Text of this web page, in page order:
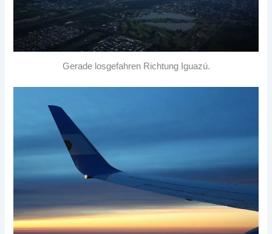
Gerade losgefahren Richtung Iguazú.